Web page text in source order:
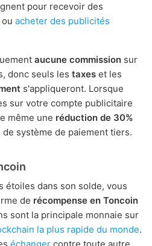
pour recevoir des
ou acheter des publicités
aucune commission sur
donc seuls les taxes et les
s'appliqueront. Lorsque
sur votre compte publicitaire
même une réduction de 30%
système de paiement tiers.
étoiles dans son solde, vous
de récompense en Toncoin
sont la principale monnaie sur
la plus rapide du monde.